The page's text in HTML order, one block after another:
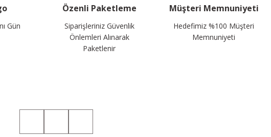
Gün
Özenli Paketleme
Siparişleriniz Güvenlik
Önlemleri Alınarak
Paketlenir
Müşteri Memnuniyeti
Hedefimiz %100 Müşteri
Memnuniyeti